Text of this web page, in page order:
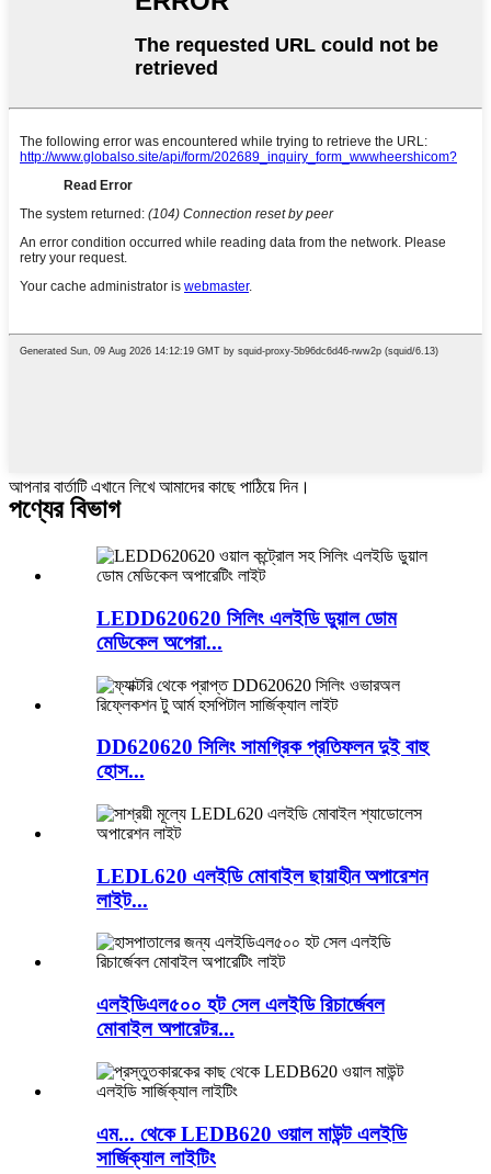
আপনার বার্তাটি এখানে লিখে আমাদের কাছে পাঠিয়ে দিন।
পণ্যের বিভাগ
LEDD620620 সিলিং এলইডি ডুয়াল ডোম
মেডিকেল অপেরা...
DD620620 সিলিং সামগ্রিক প্রতিফলন দুই বাহু
হোস...
LEDL620 এলইডি মোবাইল ছায়াহীন অপারেশন
লাইট...
এলইডিএল৫০০ হট সেল এলইডি রিচার্জেবল
মোবাইল অপারেটর...
এম... থেকে LEDB620 ওয়াল মাউন্ট এলইডি
সার্জিক্যাল লাইটিং